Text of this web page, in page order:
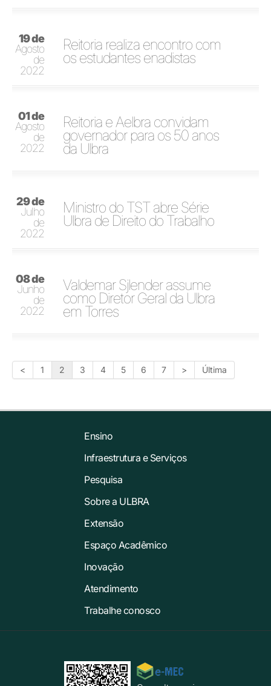
19 de
Agosto
de
2022
Reitoria realiza encontro com
os estudantes enadistas
01 de
Agosto
de
2022
Reitoria e Aelbra convidam
governador para os 50 anos
da Ulbra
29 de
Julho
de
2022
Ministro do TST abre Série
Ulbra de Direito do Trabalho
08 de
Junho
de
2022
Valdemar Sjlender assume
como Diretor Geral da Ulbra
em Torres
< 1 2 3 4 5 6 7 > Última
Ensino
Infraestrutura e Serviços
Pesquisa
Sobre a ULBRA
Extensão
Espaço Acadêmico
Inovação
Atendimento
Trabalhe conosco